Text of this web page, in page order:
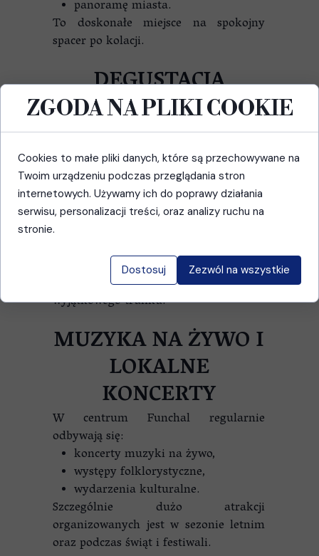
panoramę miasta.
To doskonałe miejsce na spokojny
spacer po kolacji.
DEGUSTACJA
SŁYNNEGO WINA
MADEIRA
Wino Madeira jest jednym z
najbardziej rozpoznawalnych
produktów wyspy.
Wieczorne degustacje organizowane są
w wielu lokalnych winiarniach oraz
To doskonała okazja do poznania
historii i tradycji produkcji tego
wyjątkowego trunku.
MUZYKA NA ŻYWO I
LOKALNE
KONCERTY
W centrum Funchal regularnie
odbywają się:
koncerty muzyki na żywo,
występy folklorystyczne,
wydarzenia kulturalne.
Szczególnie dużo atrakcji
organizowanych jest w sezonie letnim
oraz podczas świąt i festiwali.
ZGODA NA PLIKI COOKIE
Cookies to małe pliki danych, które są przechowywane na
Twoim urządzeniu podczas przeglądania stron
internetowych. Używamy ich do poprawy działania
serwisu, personalizacji treści, oraz analizy ruchu na
stronie.
Dostosuj Zezwól na wszystkie